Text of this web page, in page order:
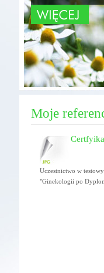
Moje
Uczestnictwo w
"Ginekologii po